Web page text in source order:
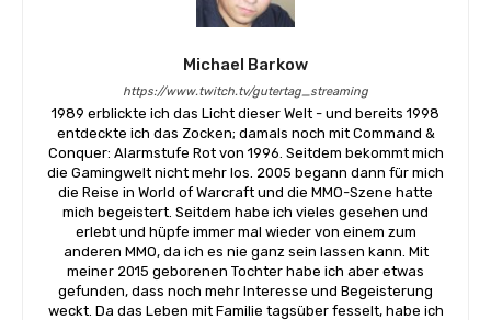
Michael Barkow
https://www.twitch.tv/gutertag_streaming
1989 erblickte ich das Licht dieser Welt - und bereits 1998
entdeckte ich das Zocken; damals noch mit Command &
Conquer: Alarmstufe Rot von 1996. Seitdem bekommt mich
die Gamingwelt nicht mehr los. 2005 begann dann für mich
die Reise in World of Warcraft und die MMO-Szene hatte
mich begeistert. Seitdem habe ich vieles gesehen und
erlebt und hüpfe immer mal wieder von einem zum
anderen MMO, da ich es nie ganz sein lassen kann. Mit
meiner 2015 geborenen Tochter habe ich aber etwas
gefunden, dass noch mehr Interesse und Begeisterung
weckt. Da das Leben mit Familie tagsüber fesselt, habe ich